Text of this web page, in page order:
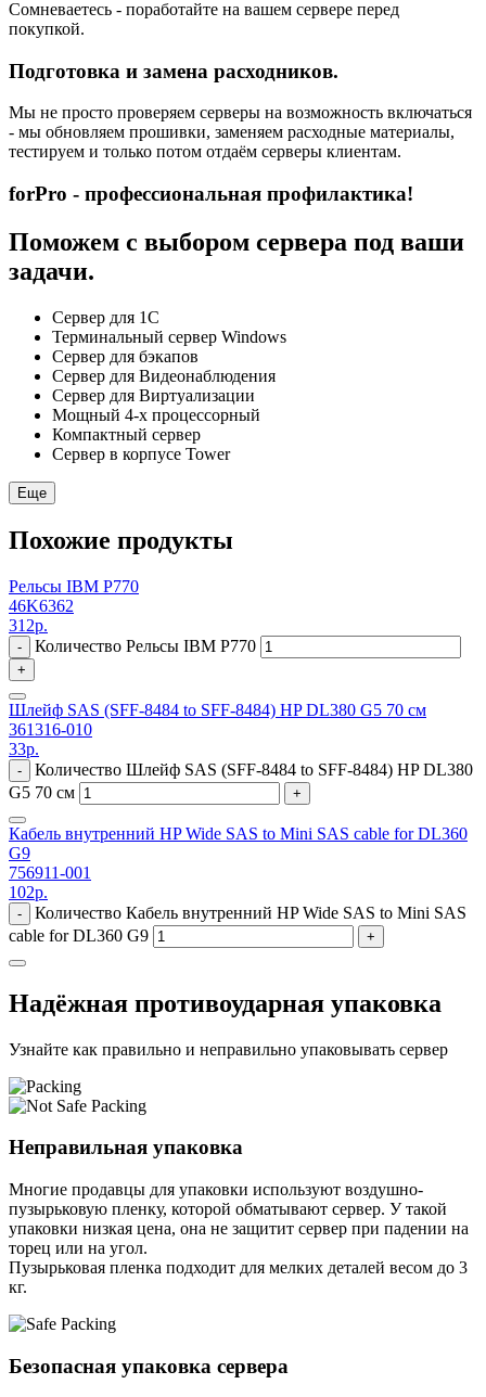
Сомневаетесь - поработайте на вашем сервере перед
покупкой.
Подготовка и замена расходников.
Мы не просто проверяем серверы на возможность включаться
- мы обновляем прошивки, заменяем расходные материалы,
тестируем и только потом отдаём серверы клиентам.
forPro - профессиональная профилактика!
Поможем с выбором сервера под ваши
задачи.
Сервер для 1С
Терминальный сервер Windows
Сервер для бэкапов
Сервер для Видеонаблюдения
Сервер для Виртуализации
Мощный 4-х процессорный
Компактный сервер
Сервер в корпусе Tower
Еще
Похожие продукты
Рельсы IBM P770
46K6362
312р.
- Количество Рельсы IBM P770
+
Шлейф SAS (SFF-8484 to SFF-8484) HP DL380 G5 70 см
361316-010
33р.
-
Количество Шлейф SAS (SFF-8484 to SFF-8484) HP DL380
G5 70 см
+
Кабель внутренний HP Wide SAS to Mini SAS cable for DL360
G9
756911-001
102р.
-
Количество Кабель внутренний HP Wide SAS to Mini SAS
cable for DL360 G9
+
Надёжная противоударная упаковка
Узнайте как правильно и неправильно упаковывать сервер
Неправильная упаковка
Многие продавцы для упаковки используют воздушно-
пузырьковую пленку, которой обматывают сервер. У такой
упаковки низкая цена, она не защитит сервер при падении на
торец или на угол.
Пузырьковая пленка подходит для мелких деталей весом до 3
кг.
Безопасная упаковка сервера